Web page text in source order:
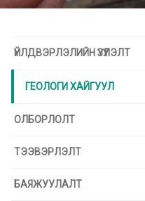
ҮЙЛДВЭРЛЭЛИЙН ҮЗҮҮЛЭЛТ
ГЕОЛОГИ ХАЙГУУЛ
ОЛБОРЛОЛТ
ТЭЭВЭРЛЭЛТ
БАЯЖУУЛАЛТ